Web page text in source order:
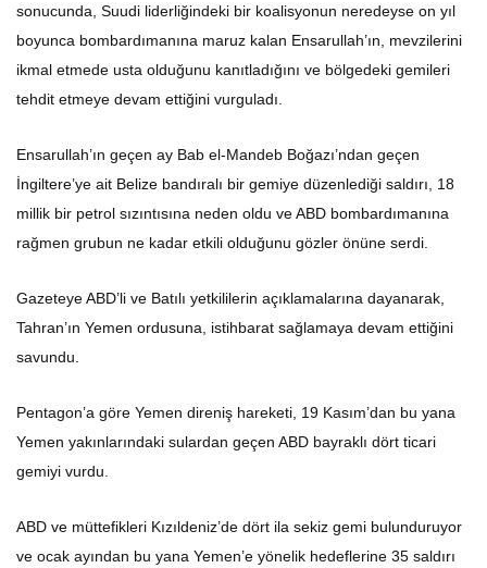
sonucunda, Suudi liderliğindeki bir koalisyonun neredeyse on yıl
boyunca bombardımanına maruz kalan Ensarullah’ın, mevzilerini
ikmal etmede usta olduğunu kanıtladığını ve bölgedeki gemileri
tehdit etmeye devam ettiğini vurguladı.
Ensarullah’ın geçen ay Bab el-Mandeb Boğazı’ndan geçen
İngiltere’ye ait Belize bandıralı bir gemiye düzenlediği saldırı, 18
millik bir petrol sızıntısına neden oldu ve ABD bombardımanına
rağmen grubun ne kadar etkili olduğunu gözler önüne serdi.
Gazeteye ABD’li ve Batılı yetkililerin açıklamalarına dayanarak,
Tahran’ın Yemen ordusuna, istihbarat sağlamaya devam ettiğini
savundu.
Pentagon’a göre Yemen direniş hareketi, 19 Kasım’dan bu yana
Yemen yakınlarındaki sulardan geçen ABD bayraklı dört ticari
gemiyi vurdu.
ABD ve müttefikleri Kızıldeniz’de dört ila sekiz gemi bulunduruyor
ve ocak ayından bu yana Yemen’e yönelik hedeflerine 35 saldırı